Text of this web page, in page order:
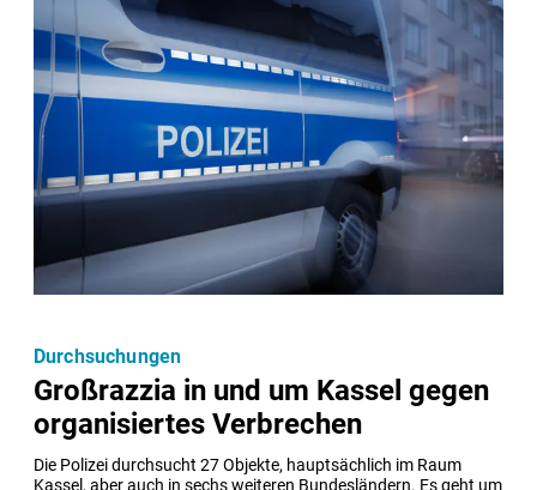
Großrazzia in und um Kassel gegen
organisiertes Verbrechen
Die Polizei durchsucht 27 Objekte, hauptsächlich im Raum
Kassel, aber auch in sechs weiteren Bundesländern. Es geht um
Durchsuchungen